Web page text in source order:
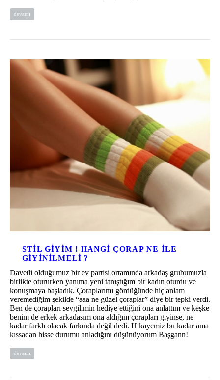
devamı
STIL GIYIM ! HANGI ÇORAP NE ILE
GIYINILMELI ?
Davetli olduğumuz bir ev partisi ortamında arkadaş grubumuzla
birlikte otururken yanıma yeni tanıştığım bir kadın oturdu ve
konuşmaya başladık. Çoraplarımı gördüğünde hiç anlam
veremediğim şekilde “aaa ne güzel çoraplar” diye bir tepki verdi.
Ben de çorapları sevgilimin hediye ettiğini ona anlattım ve keşke
benim de erkek arkadaşım ona aldığım çorapları giyinse, ne
kadar farklı olacak farkında değil dedi. Hikayemiz bu kadar ama
kıssadan hisse durumu anladığını düşünüyorum Başgann!
devamı